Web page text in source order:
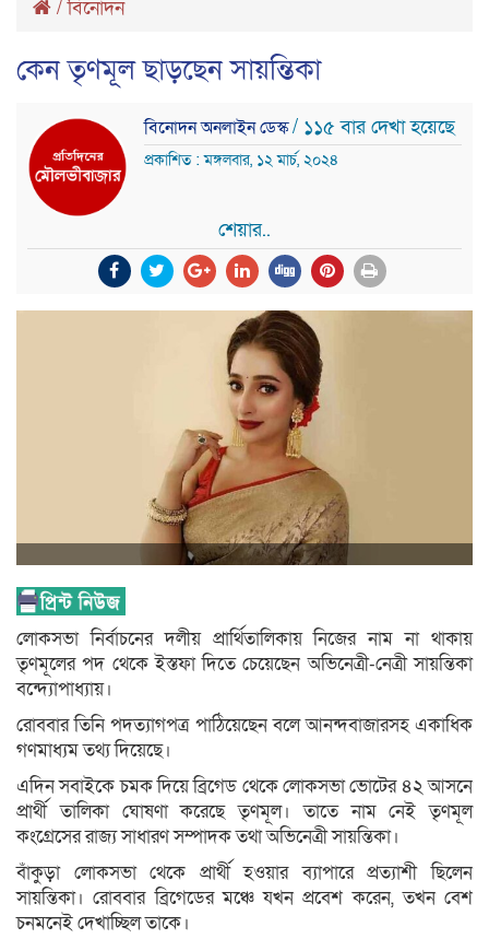
/বিনোদন
কেন তৃণমূল ছাড়ছেন সায়ন্তিকা
বিনোদন অনলাইন ডেস্ক/ ১১৫ বার দেখা হয়েছে
প্রকাশিত : মঙ্গলবার, ১২ মার্চ, ২০২৪
শেয়ার..
লোকসভা নির্বাচনের দলীয় প্রার্থিতালিকায় নিজের নাম না থাকায়
তৃণমূলের পদ থেকে ইস্তফা দিতে চেয়েছেন অভিনেত্রী-নেত্রী সায়ন্তিকা
বন্দ্যোপাধ্যায়।
রোববার তিনি পদত্যাগপত্র পাঠিয়েছেন বলে আনন্দবাজারসহ একাধিক
গণমাধ্যম তথ্য দিয়েছে।
এদিন সবাইকে চমক দিয়ে ব্রিগেড থেকে লোকসভা ভোটের ৪২ আসনে
প্রার্থী তালিকা ঘোষণা করেছে তৃণমূল। তাতে নাম নেই তৃণমূল
কংগ্রেসের রাজ্য সাধারণ সম্পাদক তথা অভিনেত্রী সায়ন্তিকা।
বাঁকুড়া লোকসভা থেকে প্রার্থী হওয়ার ব্যাপারে প্রত্যাশী ছিলেন
সায়ন্তিকা। রোববার ব্রিগেডের মঞ্চে যখন প্রবেশ করেন, তখন বেশ
চনমনেই দেখাচ্ছিল তাকে।